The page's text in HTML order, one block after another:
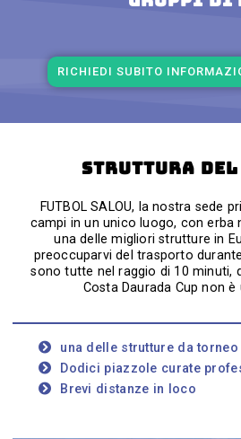
RICHIEDI SUBITO
Struttura del
FUTBOL SALOU, la nostra sede
campi in un unico luogo, con erba
una delle migliori strutture in
preoccuparvi del trasporto
sono tutte nel raggio di 10 minuti,
Costa Daurada Cup non è
una delle strutture da
Dodici piazzole curate
Brevi distanze in loco